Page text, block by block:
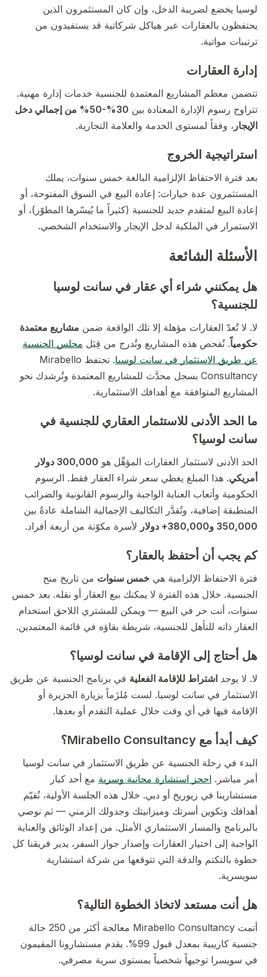
لوسيا يخضع لضريبة الدخل، وإن كان المستثمرون الذين
يحتفظون بالعقارات عبر هياكل شركاتية قد يستفيدون من
ترتيبات مواتية.
إدارة العقارات
تتضمن معظم المشاريع المعتمدة للجنسية خدمات إدارة مهنية.
تتراوح رسوم الإدارة المعتادة بين
30%-50% من إجمالي دخل
الإيجار ، وفقاً لمستوى الخدمة والعلامة التجارية.
استراتيجية الخروج
بعد فترة الاحتفاظ الإلزامية البالغة خمس سنوات، يملك
المستثمرون عدة خيارات: إعادة البيع في السوق المفتوحة، أو
إعادة البيع لمتقدم جديد للجنسية (كثيراً ما يُيسّرها المطوّر)، أو
الاستمرار في الملكية لدخل الإيجار والاستخدام الشخصي.
الأسئلة الشائعة
هل يمكنني شراء أي عقار في سانت لوسيا
للجنسية؟
لا. لا تُعدّ العقارات مؤهلة إلا تلك الواقعة ضمن مشاريع معتمدة
حكومياً. تُفحص هذه المشاريع وتُدرج من قِبَل مجلس الجنسية
عن طريق الاستثمار في سانت لوسيا
. تحتفظ Mirabello
Consultancy بسجل محدَّث للمشاريع المعتمدة وتُرشدك نحو
المشاريع المتوافقة مع أهدافك الاستثمارية.
ما الحد الأدنى للاستثمار العقاري للجنسية في
سانت لوسيا؟
الحد الأدنى لاستثمار العقارات المؤهِّل هو
300,000 دولار
أمريكي. هذا المبلغ يغطي سعر شراء العقار فقط. الرسوم
الحكومية وأتعاب العناية الواجبة والرسوم القانونية والضرائب
المنطبقة إضافية، وتُقدَّر التكاليف الإجمالية الشاملة عادةً بين
350,000 و380,000+ دولار
لأسرة مكوّنة من أربعة أفراد.
كم يجب أن أحتفظ بالعقار؟
فترة الاحتفاظ الإلزامية هي خمس سنوات من تاريخ منح
الجنسية. خلال هذه الفترة لا يمكنك بيع العقار أو نقله. بعد خمس
سنوات، أنت حر في البيع — ويمكن للمشتري اللاحق استخدام
العقار ذاته للتأهل للجنسية، شريطة بقاؤه في قائمة المعتمدين.
هل أحتاج إلى الإقامة في سانت لوسيا؟
لا. لا يوجد اشتراط للإقامة الفعلية في برنامج الجنسية عن طريق
الاستثمار في سانت لوسيا. لست مُلزَماً بزيارة الجزيرة أو
الإقامة فيها في أي وقت خلال عملية التقدم أو بعدها.
كيف أبدأ مع Mirabello Consultancy؟
البدء في رحلة الجنسية عن طريق الاستثمار في سانت لوسيا
أمر مباشر. احجز استشارة مجانية وسرية مع أحد كبار
مستشارينا في زيوريخ أو دبي. خلال هذه الجلسة الأولية، نُقيّم
أهدافك وتكوين أسرتك وميزانيتك وجدولك الزمني — ثم نوصي
بالبرنامج والمسار الاستثماري الأمثل. من إعداد الوثائق والعناية
الواجبة إلى اختيار العقارات وإصدار جواز السفر، يدير فريقنا كل
خطوة بالتكتم والدقة التي تتوقعها من شركة استشارية
سويسرية.
هل أنت مستعد لاتخاذ الخطوة التالية؟
أتمت Mirabello Consultancy معالجة أكثر من 250 حالة
جنسية كاريبية بمعدل قبول 99%. يقدم مستشارونا المقيمون
في سويسرا توجيهاً شخصياً بمستوى سرية مصرفي.